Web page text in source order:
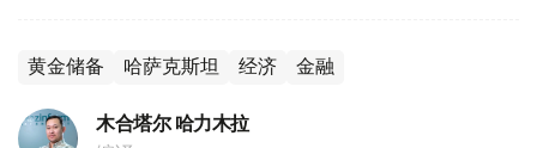
黄金储备 哈萨克斯坦 经济 金融
木合塔尔 哈力木拉